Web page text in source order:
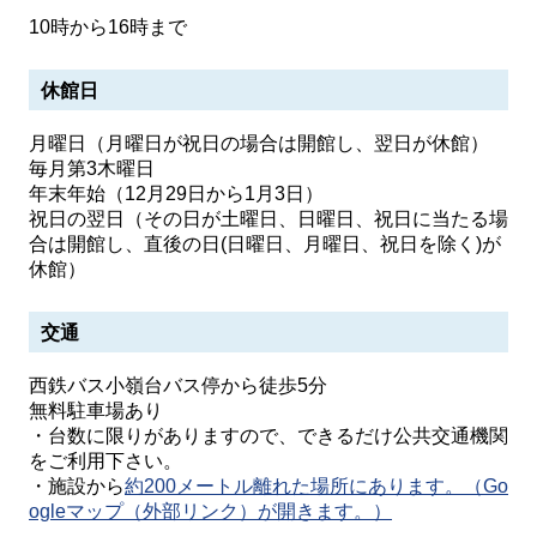
10時から16時まで
休館日
月曜日（月曜日が祝日の場合は開館し、翌日が休館）
毎月第3木曜日
年末年始（12月29日から1月3日）
祝日の翌日（その日が土曜日、日曜日、祝日に当たる場
合は開館し、直後の日(日曜日、月曜日、祝日を除く)が
休館）
交通
西鉄バス小嶺台バス停から徒歩5分
無料駐車場あり
・台数に限りがありますので、できるだけ公共交通機関
をご利用下さい。
・施設から約200メートル離れた場所にあります。（Go
ogleマップ（外部リンク）が開きます。）